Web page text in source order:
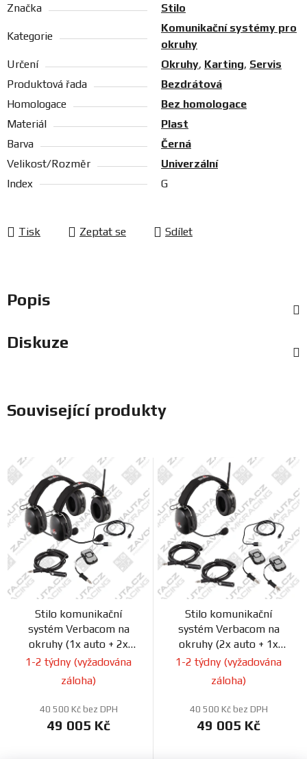
Značka Stilo
Kategorie
Komunikační systémy pro
okruhy
Určení
Okruhy, Karting, Servis
Produktová řada
Bezdrátová
Homologace
Bez homologace
Materiál
Plast
Barva
Černá
Velikost/Rozměr
Univerzální
Index
G
Tisk Zeptat se Sdílet
Popis
Diskuze
Související produkty
Stilo komunikační
systém Verbacom na
okruhy (1x auto + 2x
technik)
1-2 týdny (vyžadována
záloha)
40 500 Kč bez DPH
49 005 Kč
Stilo komunikační
systém Verbacom na
okruhy (2x auto + 1x
technik)
1-2 týdny (vyžadována
záloha)
40 500 Kč bez DPH
49 005 Kč